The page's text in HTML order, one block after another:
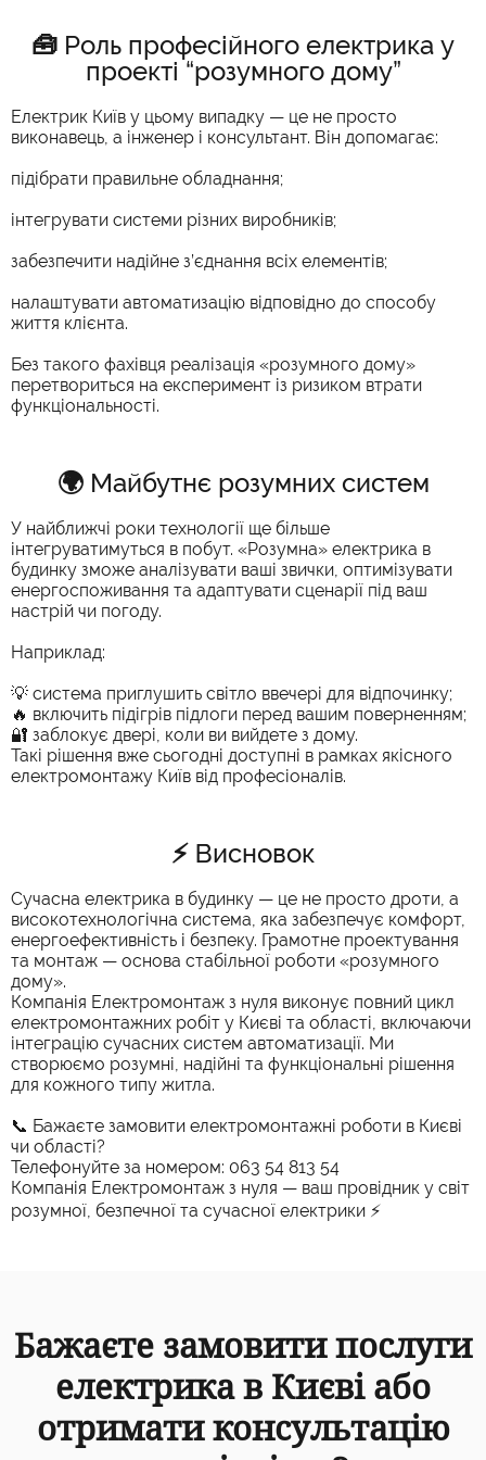
🧰 Роль професійного електрика у
проекті “розумного дому”
Електрик Київ у цьому випадку — це не просто
виконавець, а інженер і консультант. Він допомагає:
підібрати правильне обладнання;
інтегрувати системи різних виробників;
забезпечити надійне з’єднання всіх елементів;
налаштувати автоматизацію відповідно до способу
життя клієнта.
Без такого фахівця реалізація «розумного дому»
перетвориться на експеримент із ризиком втрати
функціональності.
🌍 Майбутнє розумних систем
У найближчі роки технології ще більше
інтегруватимуться в побут. «Розумна» електрика в
будинку зможе аналізувати ваші звички, оптимізувати
енергоспоживання та адаптувати сценарії під ваш
настрій чи погоду.
Наприклад:
💡 система приглушить світло ввечері для відпочинку;
🔥 включить підігрів підлоги перед вашим поверненням;
🔐 заблокує двері, коли ви вийдете з дому.
Такі рішення вже сьогодні доступні в рамках якісного
електромонтажу Київ від професіоналів.
⚡ Висновок
Сучасна електрика в будинку — це не просто дроти, а
високотехнологічна система, яка забезпечує комфорт,
енергоефективність і безпеку. Грамотне проектування
та монтаж — основа стабільної роботи «розумного
дому».
Компанія Електромонтаж з нуля виконує повний цикл
електромонтажних робіт у Києві та області, включаючи
інтеграцію сучасних систем автоматизації. Ми
створюємо розумні, надійні та функціональні рішення
для кожного типу житла.
📞 Бажаєте замовити електромонтажні роботи в Києві
чи області?
Телефонуйте за номером: 063 54 813 54
Компанія Електромонтаж з нуля — ваш провідник у світ
розумної, безпечної та сучасної електрики ⚡
Бажаєте замовити послуги
електрика в Києві або
отримати консультацію